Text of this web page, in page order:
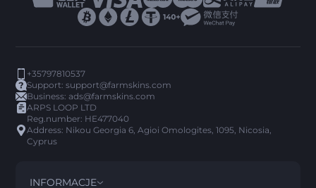
+35797810537
Support:support@farmskins.com
Business:ads@farmskins.com
ARPS LOOP LTD
Reg.number: HE477040
Address: Nikou Georgia 6, Agioi Omologites, 1095, Nicosia,
Cyprus
INFORMACJE